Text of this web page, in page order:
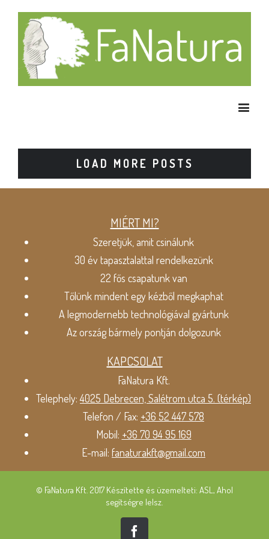
LOAD MORE POSTS
MIÉRT MI?
Szeretjük, amit csinálunk
30 év tapasztalattal rendelkezünk
22 fős csapatunk van
Tőlünk mindent egy kézből megkaphat
A legmodernebb technológiával gyártunk
Az ország bármely pontján dolgozunk
KAPCSOLAT
FaNatura Kft.
Telephely:4025 Debrecen, Salétrom utca 5. (térkép)
Telefon / Fax: +36 52 447 578
Mobil: +36 70 94 95 169
E-mail: fanaturakft@gmail.com
© FaNatura Kft. 2017 Készítette és üzemelteti: ASL, Ahol
segítségre lelsz.